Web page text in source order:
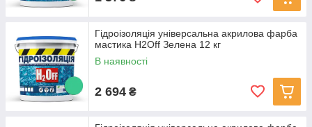
Гідроізоляція універсальна акрилова фарба
мастика H2Off Зелена 12 кг
В наявності
2 694 ₴